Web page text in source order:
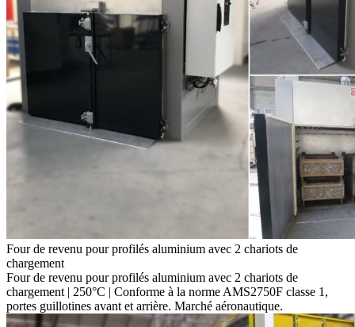
Four de revenu pour profilés aluminium avec 2 chariots de
chargement
Four de revenu pour profilés aluminium avec 2 chariots de
chargement | 250°C | Conforme à la norme AMS2750F classe 1,
portes guillotines avant et arrière. Marché aéronautique.